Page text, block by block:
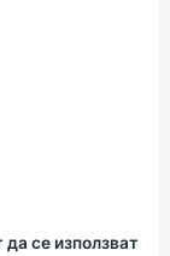
се използват